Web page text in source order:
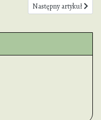
Następny artykuł:
Następny artykuł